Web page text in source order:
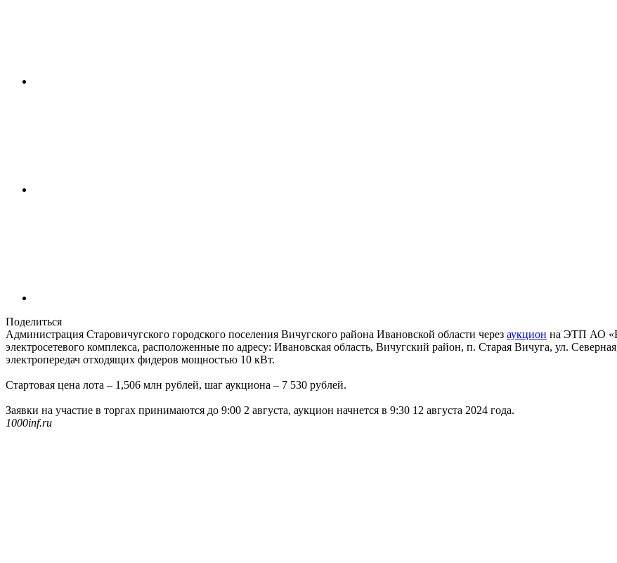
Поделиться
Администрация Старовичугского городского поселения Вичугского района Ивановской области через аукцион на ЭТП АО
электросетевого комплекса, расположенные по адресу: Ивановская область, Вичугский район, п. Старая Вичуга, ул.
электропередач отходящих фидеров мощностью 10 кВт.
Стартовая цена лота – 1,506 млн рублей, шаг аукциона – 7 530 рублей.
Заявки на участие в торгах принимаются до 9:00 2 августа, аукцион начнется в 9:30 12 августа 2024 года.
1000inf.ru